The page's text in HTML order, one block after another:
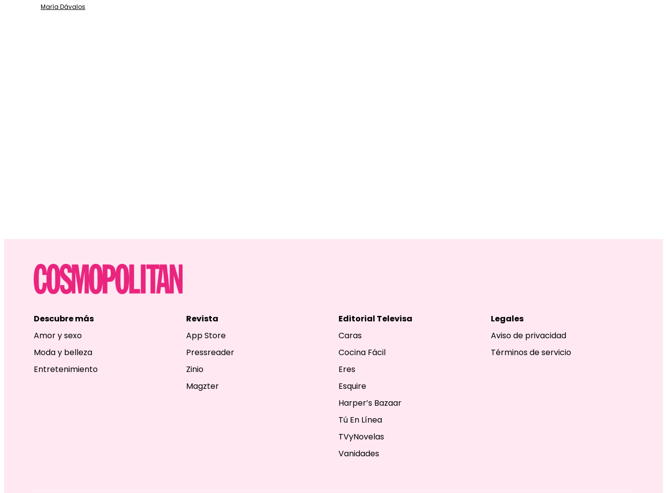
María Dávalos
Descubre más
Amor y sexo
Moda y belleza
Entretenimiento
Revista
App Store
Pressreader
Zinio
Magzter
Editorial Televisa
Caras
Cocina Fácil
Eres
Esquire
Harper’s Bazaar
Tú En Línea
TVyNovelas
Vanidades
Legales
Aviso de privacidad
Términos de servicio